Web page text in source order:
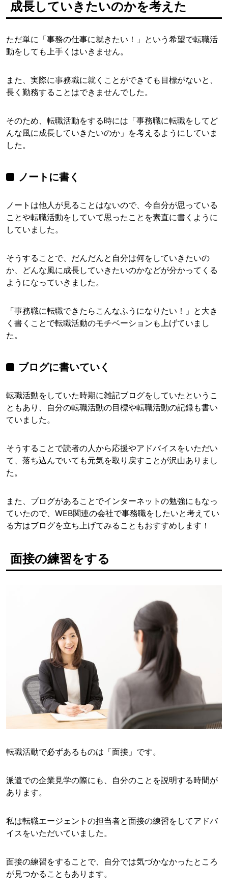
成長していきたいのかを考えた
ただ単に「事務の仕事に就きたい！」という希望で転職活
動をしても上手くはいきません。
また、実際に事務職に就くことができても目標がないと、
長く勤務することはできませんでした。
そのため、転職活動をする時には「事務職に転職をしてど
んな風に成長していきたいのか」を考えるようにしていま
した。
ノートに書く
ノートは他人が見ることはないので、今自分が思っている
ことや転職活動をしていて思ったことを素直に書くように
していました。
そうすることで、だんだんと自分は何をしていきたいの
か、どんな風に成長していきたいのかなどが分かってくる
ようになっていきました。
「事務職に転職できたらこんなふうになりたい！」と大き
く書くことで転職活動のモチベーションも上げていまし
た。
ブログに書いていく
転職活動をしていた時期に雑記ブログをしていたというこ
ともあり、自分の転職活動の目標や転職活動の記録も書い
ていました。
そうすることで読者の人から応援やアドバイスをいただい
て、落ち込んでいても元気を取り戻すことが沢山ありまし
た。
また、ブログがあることでインターネットの勉強にもなっ
ていたので、WEB関連の会社で事務職をしたいと考えてい
る方はブログを立ち上げてみることもおすすめします！
面接の練習をする
転職活動で必ずあるものは「面接」です。
派遣での企業見学の際にも、自分のことを説明する時間が
あります。
私は転職エージェントの担当者と面接の練習をしてアドバ
イスをいただいていました。
面接の練習をすることで、自分では気づかなかったところ
が見つかることもあります。